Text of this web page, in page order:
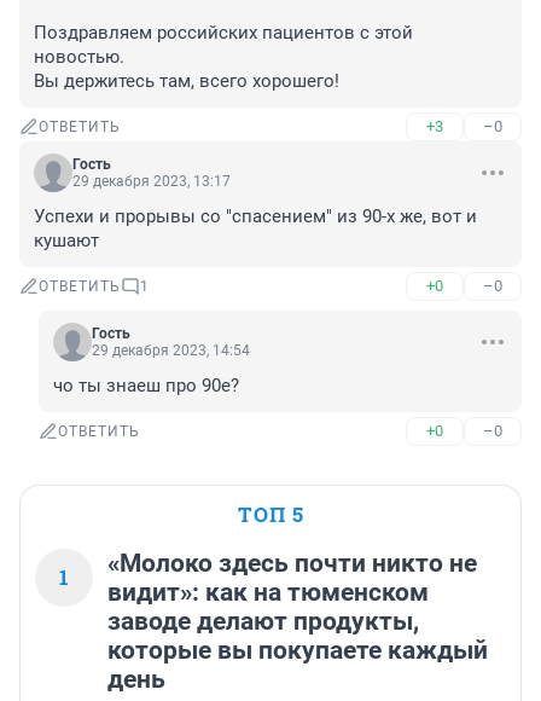
Поздравляем российских пациентов с этой
новостью.
Вы держитесь там, всего хорошего!
ОТВЕТИТЬ +3 –0
Гость
29 декабря 2023, 13:17
Успехи и прорывы со "спасением" из 90-х же, вот и
кушают
ОТВЕТИТЬ 1 +0 –0
Гость
29 декабря 2023, 14:54
чо ты знаеш про 90е?
ОТВЕТИТЬ +0 –0
ТОП 5
1
«Молоко здесь почти никто не
видит»: как на тюменском
заводе делают продукты,
которые вы покупаете каждый
день